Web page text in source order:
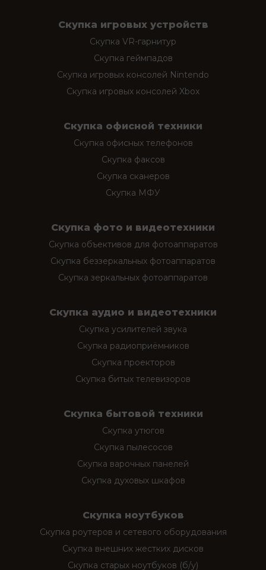
Скупка игровых устройств
Скупка VR-гарнитур
Скупка геймпадов
Скупка игровых консолей Nintendo
Скупка игровых консолей Xbox
Скупка офисной техники
Скупка офисных телефонов
Скупка факсов
Скупка сканеров
Скупка МФУ
Скупка фото и видеотехники
Скупка объективов для фотоаппаратов
Скупка беззеркальных фотоаппаратов
Скупка зеркальных фотоаппаратов
Скупка аудио и видеотехники
Скупка усилителей звука
Скупка радиоприёмников
Скупка проекторов
Скупка битых телевизоров
Скупка бытовой техники
Скупка утюгов
Скупка пылесосов
Скупка варочных панелей
Скупка духовых шкафов
Скупка ноутбуков
Скупка роутеров и сетевого оборудования
Скупка внешних жестких дисков
Скупка старых ноутбуков (б/у)